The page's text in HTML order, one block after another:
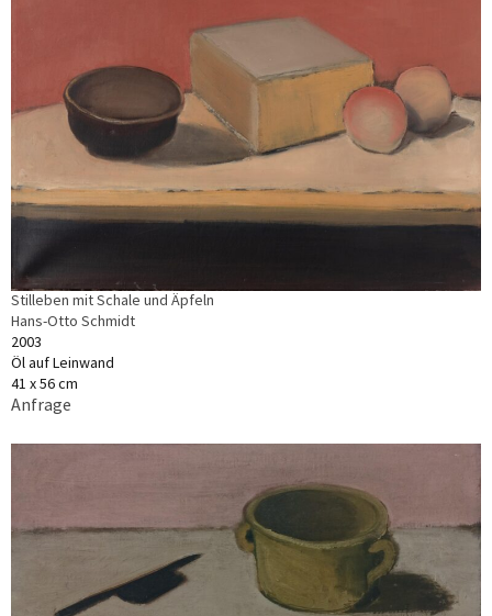
Stilleben mit Schale und Äpfeln
Hans-Otto Schmidt
2003
Öl auf Leinwand
41 x 56 cm
Anfrage